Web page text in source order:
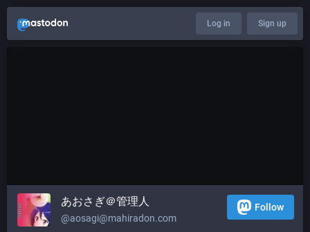
Log in Sign up
あおさぎ＠管理人
@aosagi@mahiradon.com
Follow